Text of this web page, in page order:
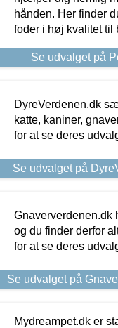
hånden. Her finder
foder i høj kvalitet til
Se udvalget på
DyreVerdenen.dk
katte, kaniner,
for at se deres
Se udvalget på
Gnaververdenen.dk
og du finder derfor
for at se deres
Se udvalget på
Mydreampet.dk er